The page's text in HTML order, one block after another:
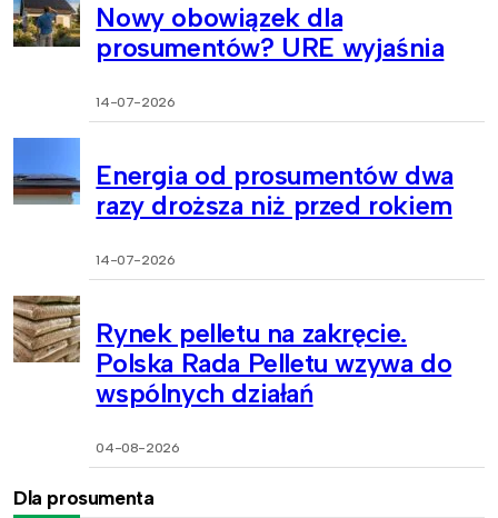
Nowy obowiązek dla
prosumentów? URE wyjaśnia
14-07-2026
Energia od prosumentów dwa
razy droższa niż przed rokiem
14-07-2026
Rynek pelletu na zakręcie.
Polska Rada Pelletu wzywa do
wspólnych działań
04-08-2026
Dla prosumenta